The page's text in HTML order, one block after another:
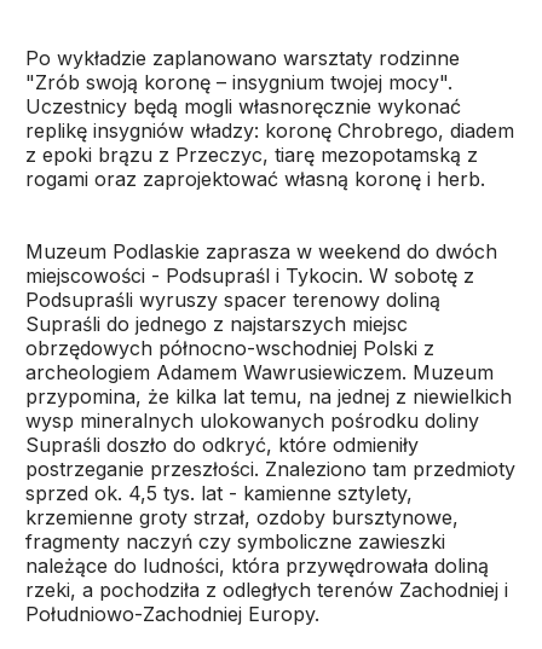
Po wykładzie zaplanowano warsztaty rodzinne
"Zrób swoją koronę – insygnium twojej mocy".
Uczestnicy będą mogli własnoręcznie wykonać
replikę insygniów władzy: koronę Chrobrego, diadem
z epoki brązu z Przeczyc, tiarę mezopotamską z
rogami oraz zaprojektować własną koronę i herb.
Muzeum Podlaskie zaprasza w weekend do dwóch
miejscowości - Podsupraśl i Tykocin. W sobotę z
Podsupraśli wyruszy spacer terenowy doliną
Supraśli do jednego z najstarszych miejsc
obrzędowych północno-wschodniej Polski z
archeologiem Adamem Wawrusiewiczem. Muzeum
przypomina, że kilka lat temu, na jednej z niewielkich
wysp mineralnych ulokowanych pośrodku doliny
Supraśli doszło do odkryć, które odmieniły
postrzeganie przeszłości. Znaleziono tam przedmioty
sprzed ok. 4,5 tys. lat - kamienne sztylety,
krzemienne groty strzał, ozdoby bursztynowe,
fragmenty naczyń czy symboliczne zawieszki
należące do ludności, która przywędrowała doliną
rzeki, a pochodziła z odległych terenów Zachodniej i
Południowo-Zachodniej Europy.